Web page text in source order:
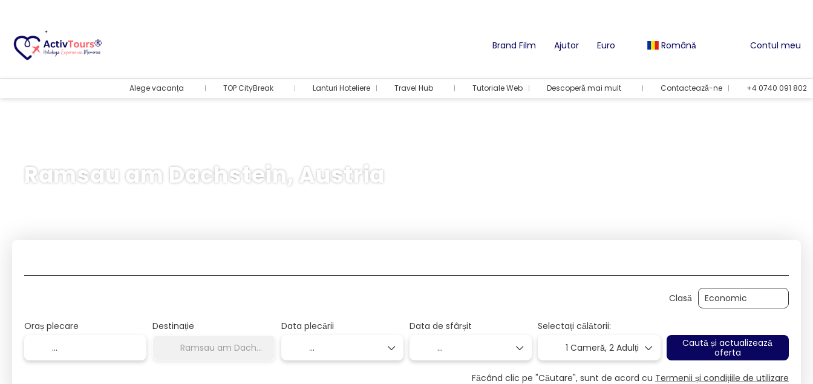
Brand Film Ajutor Euro Română Contul meu
Alege vacanța TOP CityBreak Lanturi Hoteliere Travel Hub Tutoriale Web Descoperă mai mult Contactează-ne +4 0740 091 802
Ramsau am Dachstein, Austria
Clasă
Oraș plecare Destinație Data plecării Data de sfârșit
Selectați călătorii:
1 Cameră,2 Adulți
Caută și actualizează
oferta
Făcând clic pe "Căutare", sunt de acord cu Termenii și condițiile de utilizare